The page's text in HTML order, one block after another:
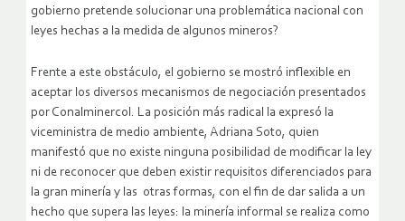
gobierno pretende solucionar una problemática nacional con
leyes hechas a la medida de algunos mineros?
Frente a este obstáculo, el gobierno se mostró inflexible en
aceptar los diversos mecanismos de negociación presentados
por Conalminercol. La posición más radical la expresó la
viceministra de medio ambiente, Adriana Soto, quien
manifestó que no existe ninguna posibilidad de modificar la ley
ni de reconocer que deben existir requisitos diferenciados para
la gran minería y las otras formas, con el fin de dar salida a un
hecho que supera las leyes: la minería informal se realiza como